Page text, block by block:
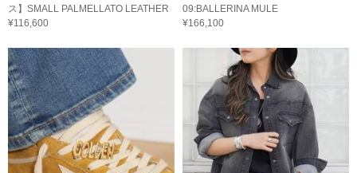
ス】SMALL PALMELLATO LEATHER
¥116,600
09:BALLERINA MULE
¥166,100